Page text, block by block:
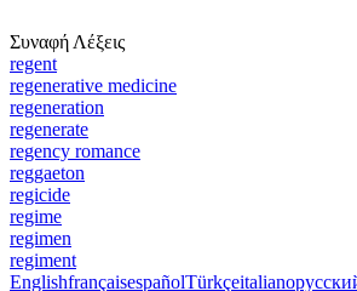
Συναφή Λέξεις
regent
regenerative medicine
regeneration
regenerate
regency romance
reggaeton
regicide
regime
regimen
regiment
EnglishfrançaisespañolTürkçeitaliano